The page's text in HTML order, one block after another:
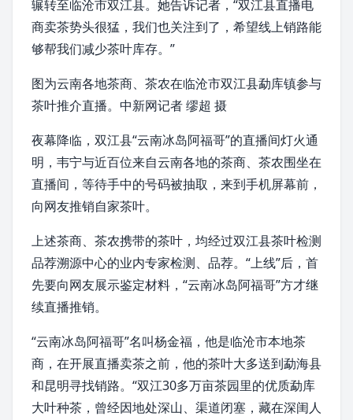
辗转至临沧市双江县。她告诉记者，“双江县直播电
商卖茶势头很猛，我们也关注到了，希望线上销路能
够帮我们减少茶叶库存。”
图为云南各地茶商、茶农在临沧市双江县勐库镇参与
茶叶推介直播。中新网记者 缪超 摄
夜幕降临，双江县“云南冰岛阿福哥”的直播间灯火通
明，韦宁与近百位来自云南各地的茶商、茶农围坐在
直播间，等待手中的号码被抽取，来到手机屏幕前，
向网友推销自家茶叶。
上述茶商、茶农携带的茶叶，均经过双江县茶叶检测
品荐溯源中心的业内专家检测、品荐。“上线”后，首
先要向网友展示鉴定材料，“云南冰岛阿福哥”方才继
续直播推销。
“云南冰岛阿福哥”名叫杨金福，他是临沧市本地茶
商，在开展直播卖茶之前，他的茶叶大多送到勐海县
和昆明寻找销路。“双江30多万亩茶园里的优质勐库
大叶种茶 ，曾经因地处深山、渠道闭塞，藏在深闺人